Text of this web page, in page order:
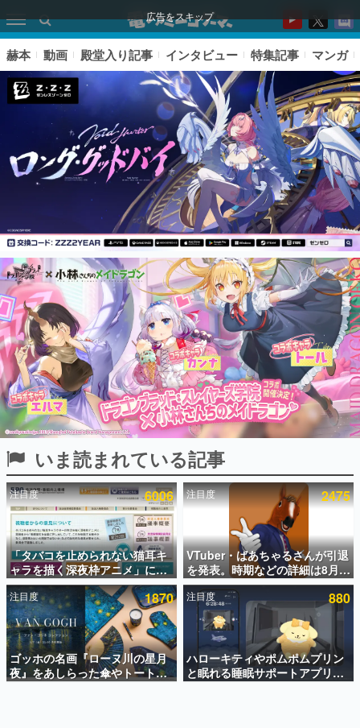
広告をスキップ
ピックアップ
電ファミのいま読まれている記事ランキング
アプリセール情報
インタビュー
連載・特集一覧
殿堂入り記事
SNS拡散数が数千以上！ ページビュー数万以上！ などな
ど。多くの人々に読まれた、電ファミ渾身の“殿堂入り”記
事をまとめました。
ゲームの企画書
名作ゲームクリエイターの方々に製作時のエピソードをお
聞きし、ヒットする企画（ゲーム）とは何か？を探ってい
きます。
赫本
この物語を解いてはいけない。『赫本』は、〈試験問題〉
の形をした短編ホラー小説集です。
新世代に訊く
これからのデジタルゲーム市場を担う若きクリエイター達
の姿を追い、彼らのルーツと情熱を探っていきます。
赫本 動画 殿堂入り記事 インタビュー 特集記事 マンガ
いま読まれている記事
注目度 6006
「タバコを止められない猫耳キ
ャラを描く深夜枠アニメ」に視
聴者の一部から批判意見。違法
薬物の使用と思しき描写も含め
て、BPOが議論を交わす
注目度 2475
VTuber・ばあちゃるさんが引退
を発表。時期などの詳細は8月9
日15時からの配信で説明
注目度 1870
ゴッホの名画『ローヌ川の星月
夜』をあしらった傘やトートバ
ッグなどが登場。8月7日21時よ
注目度 880
ハローキティやポムポムプリン
と眠れる睡眠サポートアプリ
『ゆめたび』が配信中。キャラ